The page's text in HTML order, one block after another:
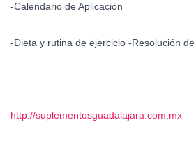
-Calendario de Aplicación
-Dieta y rutina de ejercicio -Resolución
http://suplementosguadalajara.com.mx